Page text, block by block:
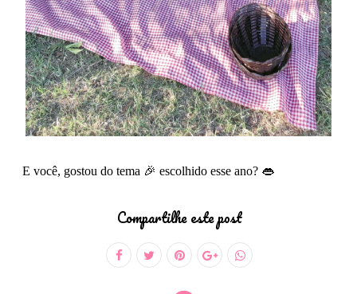
E você, gostou do tema 🎉 escolhido esse ano? 👄
Compartilhe este post